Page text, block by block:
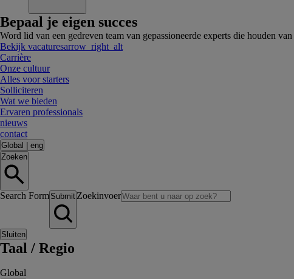
Bepaal je eigen succes
Word lid van een gedreven team van gepassioneerde experts die houden
Bekijk vacaturesarrow_right_alt
Carrière
Onze cultuur
Alles voor starters
Solliciteren
Wat we bieden
Ervaren professionals
nieuws
contact
Global
eng
Zoeken
Search Form Submit Zoekinvoer
Sluiten
Taal / Regio
Global